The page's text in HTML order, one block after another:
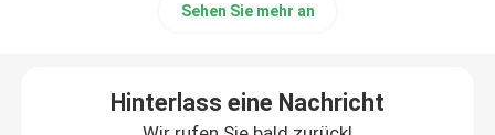
Linearführungsmodul
Sehen Sie mehr an
Hinterlass eine Nachricht